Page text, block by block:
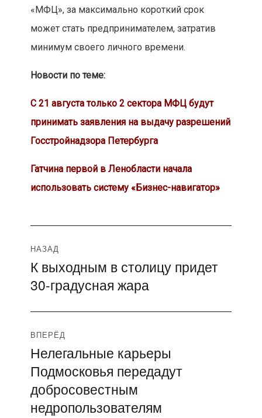
«МФЦ», за максимально короткий срок
может стать предпринимателем, затратив
минимум своего личного времени.
Новости по теме:
С 21 августа только 2 сектора МФЦ будут
принимать заявления на выдачу разрешений
Госстройнадзора Петербурга
Гатчина первой в Ленобласти начала
использовать систему «Бизнес-навигатор»
Навигация
по
записям
НАЗАД
Предыдущая
запись:
К выходным в столицу придет
30-градусная жара
ВПЕРЁД
Следующая
запись:
Нелегальные карьеры
Подмосковья передадут
добросовестным
недропользователям